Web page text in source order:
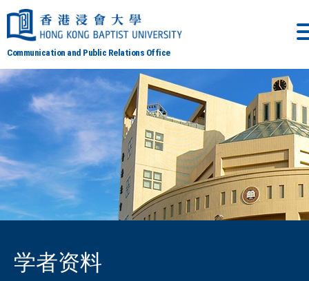
Communication and Public Relations Office
学者资料